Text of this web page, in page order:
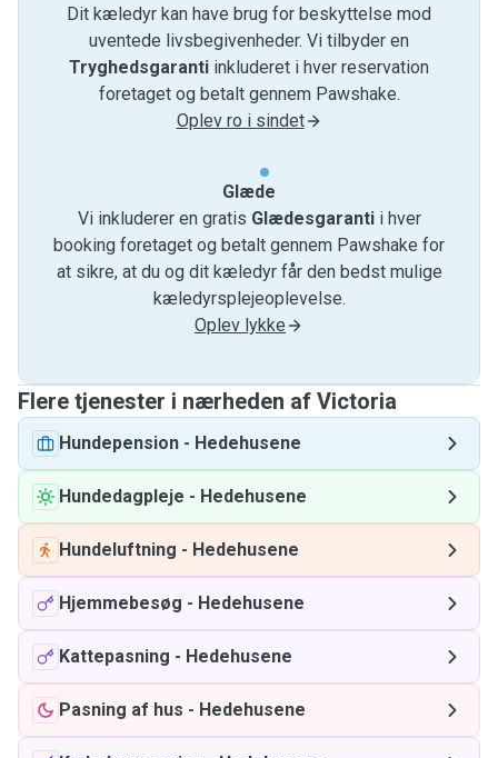
Dit kæledyr kan have brug for beskyttelse mod
uventede livsbegivenheder. Vi tilbyder en
Tryghedsgaranti inkluderet i hver reservation
foretaget og betalt gennem Pawshake.
Oplev ro i sindet
Glæde
Vi inkluderer en gratis Glædesgarantii hver
booking foretaget og betalt gennem Pawshake for
at sikre, at du og dit kæledyr får den bedst mulige
kæledyrsplejeoplevelse.
Oplev lykke
Flere tjenester i nærheden af ​​Victoria
Hundepension - Hedehusene
Hundedagpleje - Hedehusene
Hundeluftning - Hedehusene
Hjemmebesøg - Hedehusene
Kattepasning - Hedehusene
Pasning af hus - Hedehusene